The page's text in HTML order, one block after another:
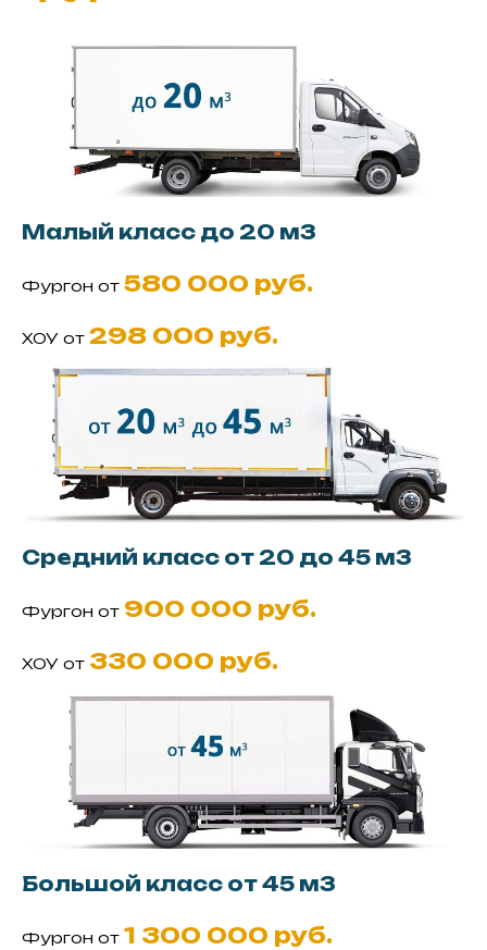
Малый класс до 20 м3
Фургон от 580 000 руб.
ХОУ от 298 000 руб.
Средний класс от 20 до 45 м3
Фургон от 900 000 руб.
ХОУ от 330 000 руб.
Большой класс от 45 м3
Фургон от 1 300 000 руб.